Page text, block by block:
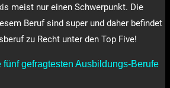
meist nur einen Schwerpunkt. Die
Beruf sind super und daher befindet
zu Recht unter den Top Five!
fünf gefragtesten Ausbildungs-Berufe